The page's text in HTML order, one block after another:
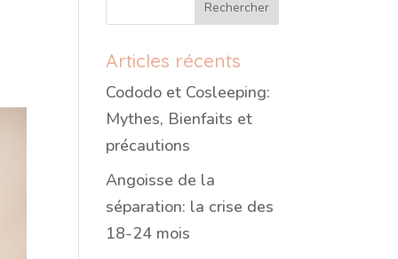
Articles récents
Cododo et Cosleeping:
Mythes, Bienfaits et
précautions
Angoisse de la
séparation: la crise des
18-24 mois